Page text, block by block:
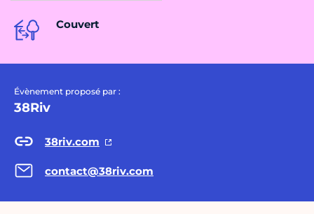
Couvert
Évènement proposé par :
38Riv
38riv.com
contact@38riv.com